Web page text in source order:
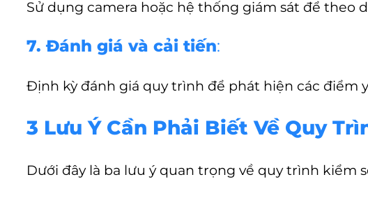
Sử dụng camera hoặc hệ thống giám sát để theo
7. Đánh giá và cải tiến:
Định kỳ đánh giá quy trình để phát hiện các điểm
3 Lưu Ý Cần Phải Biết Về Quy
Dưới đây là ba lưu ý quan trọng về quy trình kiểm